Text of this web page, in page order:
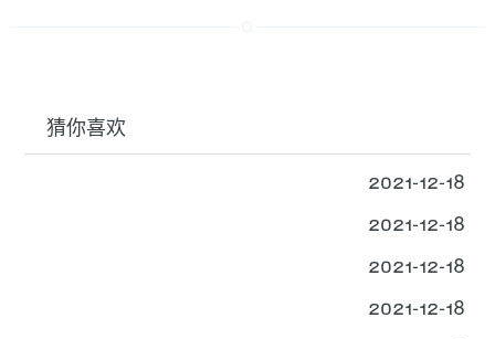
猜你喜欢
2021-12-18
2021-12-18
2021-12-18
2021-12-18